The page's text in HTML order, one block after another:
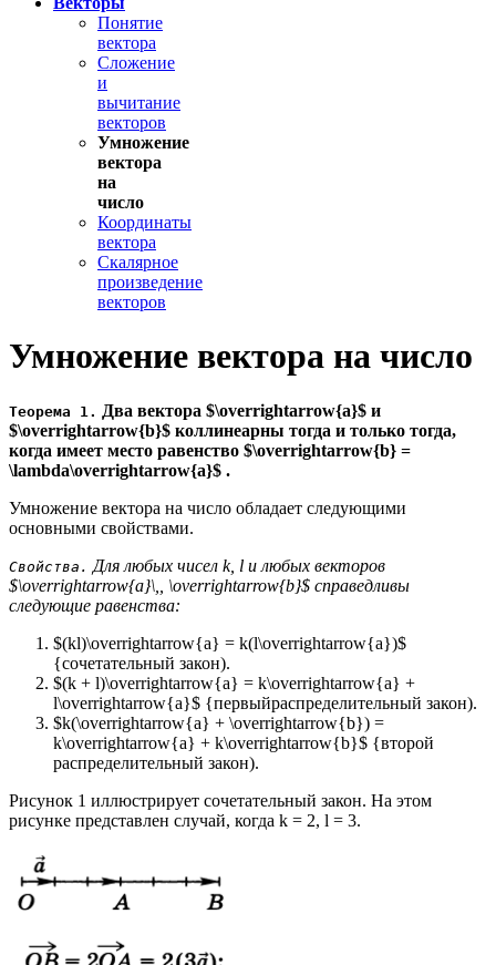
Понятие
вектора
Сложение
и
вычитание
векторов
Умножение
вектора
на
число
Координаты
вектора
Скалярное
произведение
векторов
Умножение вектора на число
Теорема 1. Два вектора $\overrightarrow{a}$ и
$\overrightarrow{b}$ коллинеарны тогда и только тогда,
когда имеет место равенство $\overrightarrow{b} =
\lambda\overrightarrow{a}$ .
Умножение вектора на число обладает следующими
основными свойствами.
Свойства. Для любых чисел k, l и любых векторов
$\overrightarrow{a}\,, \overrightarrow{b}$ справедливы
следующие равенства:
$(kl)\overrightarrow{a} = k(l\overrightarrow{a})$
{сочетательный закон).
$(k + l)\overrightarrow{a} = k\overrightarrow{a} +
l\overrightarrow{a}$ {первыйраспределительный закон).
$k(\overrightarrow{a} + \overrightarrow{b}) =
k\overrightarrow{a} + k\overrightarrow{b}$ {второй
распределительный закон).
Рисунок 1 иллюстрирует сочетательный закон. На этом
рисунке представлен случай, когда k = 2, l = 3.